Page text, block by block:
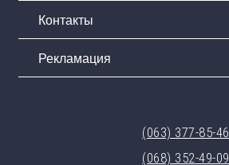
Контакты
Рекламация
(063) 377-85-46
(068) 352-49-09